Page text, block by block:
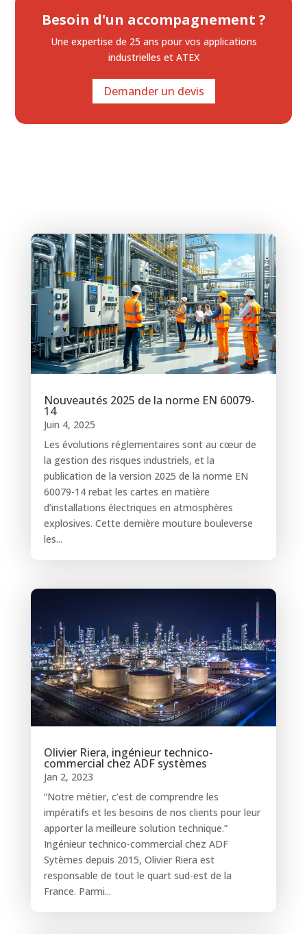
Besoin d'un accompagnement ?
Une expertise de 25 ans pour vos applications
industrielles et ATEX
Demander un devis
Nouveautés 2025 de la norme EN 60079-
14
Juin 4, 2025
Les évolutions réglementaires sont au cœur de
la gestion des risques industriels, et la
publication de la version 2025 de la norme EN
60079-14 rebat les cartes en matière
d’installations électriques en atmosphères
explosives. Cette dernière mouture bouleverse
les...
Olivier Riera, ingénieur technico-
commercial chez ADF systèmes
Jan 2, 2023
“Notre métier, c’est de comprendre les
impératifs et les besoins de nos clients pour leur
apporter la meilleure solution technique.”
Ingénieur technico-commercial chez ADF
Sytèmes depuis 2015, Olivier Riera est
responsable de tout le quart sud-est de la
France. Parmi...